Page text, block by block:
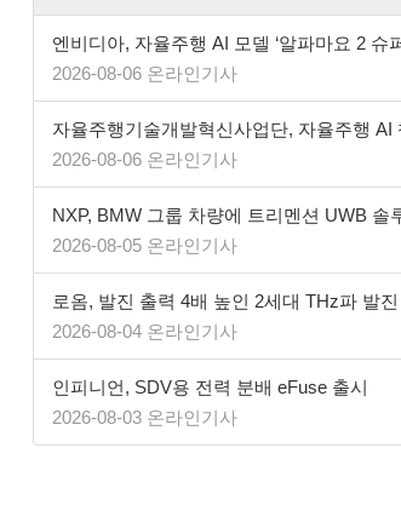
엔비디아, 자율주행 AI 모델 ‘알파마요 2 슈
2026-08-06 온라인기사
자율주행기술개발혁신사업단, 자율주행 AI
2026-08-06 온라인기사
NXP, BMW 그룹 차량에 트리멘션 UWB 솔
2026-08-05 온라인기사
로옴, 발진 출력 4배 높인 2세대 THz파 발
2026-08-04 온라인기사
인피니언, SDV용 전력 분배 eFuse 출시
2026-08-03 온라인기사